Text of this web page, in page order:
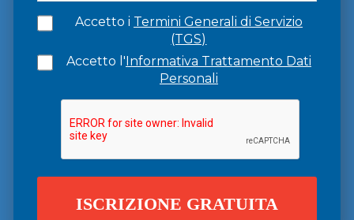
Accetto i Termini Generali di Servizio
(TGS)
Accetto l'Informativa Trattamento Dati
Personali